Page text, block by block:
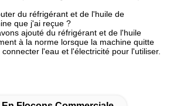
de climatisation. Nous avons nos
à Shanghai, Suzhou et
ressources technologiques, de
de haute qualité, spécialisées dans la
de machines à glace.La
tous les produits ont une période de
mois, éliminant ainsi les soucis après-